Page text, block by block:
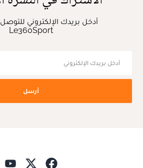
أدخل بريدك الإلكتروني للتوصل
Le360Sport
أرسل